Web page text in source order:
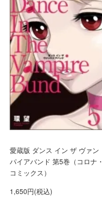
愛蔵版 ダンス イン ザ ヴァン
パイアバンド 第5巻（コロナ・
コミックス）
1,650円(税込)